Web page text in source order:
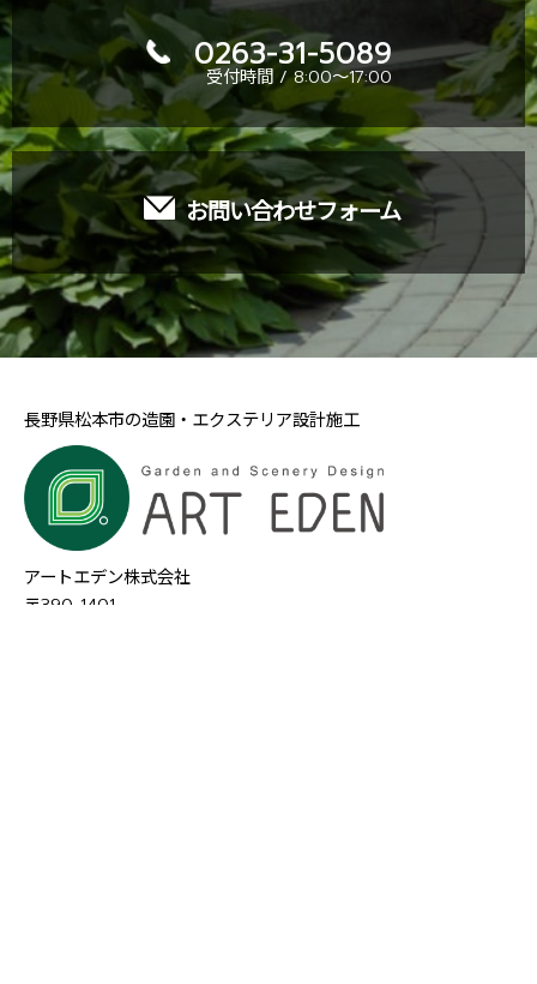
0263-31-5089
受付時間 / 8:00～17:00
お問い合わせフォーム
長野県松本市の造園・エクステリア設計施工
アートエデン株式会社
〒390-1401